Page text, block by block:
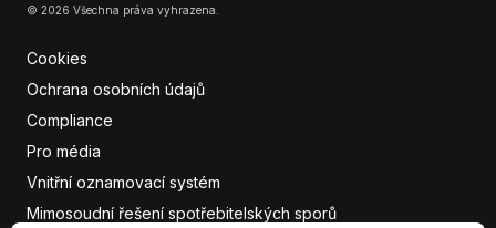
Polohovací sedadla
Protiprokluzový systém kol (ASR)
Přední světla LED
Regulace rychlosti při jízdě ze svahu
Senzor stěračů
Senzor světel
Senzor tlaku v pneumatikách
© 2026 Všechna práva vyhrazena.
Cookies
Ochrana osobních údajů
Compliance
Pro média
Vnitřní oznamovací systém
Mimosoudní řešení spotřebitelských sporů